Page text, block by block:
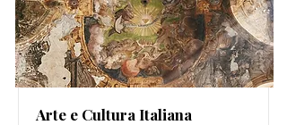
Arte e Cultura Italiana